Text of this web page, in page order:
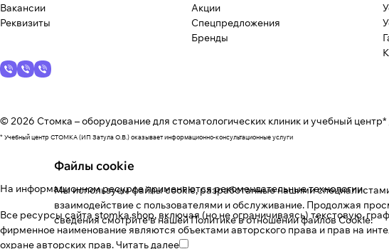
Вакансии
Реквизиты
Акции
Спецпредложения
Бренды
© 2026 Стомка – оборудование для стоматологических клиник и учебный центр*
* Учебный центр СТОМКА (ИП Затула О.В.) оказывает информационно-консультационные услуги
На информационном ресурсе применяютсярекомендательные технологии.
Все ресурсы сайта stomka.shop, включая (но не ограничиваясь) текстовую,
фирменное наименование являются объектами авторского права и прав на
охране авторских прав.Читать далее
Файлы cookie
Мы используем файлы cookie, разработанные нашими
взаимодействие с пользователями и обслуживание. Продолжая
сведения смотрите в нашейПолитике в отношении файлов Cookie.